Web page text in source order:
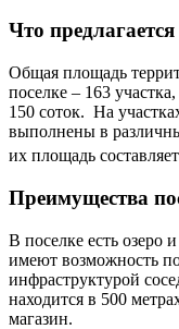
Что предлагается
Общая площадь
поселке – 163
150 соток. На
выполнены в
их площадь
Преимущества
В поселке есть озеро
имеют возможность
инфраструктурой
находится в 500
магазин.